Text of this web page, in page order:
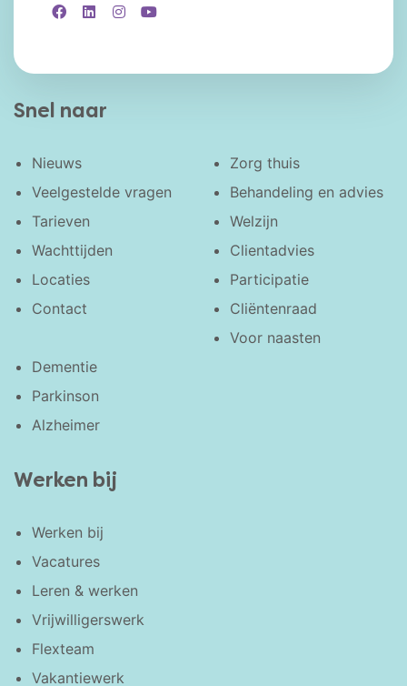
FacebookLinkedInInstagram
Snel naar
Nieuws
Veelgestelde vragen
Tarieven
Wachttijden
Locaties
Contact
Zorg thuis
Behandeling en advies
Welzijn
Clientadvies
Participatie
Cliëntenraad
Voor naasten
Dementie
Parkinson
Alzheimer
Werken bij
Werken bij
Vacatures
Leren & werken
Vrijwilligerswerk
Flexteam
Vakantiewerk